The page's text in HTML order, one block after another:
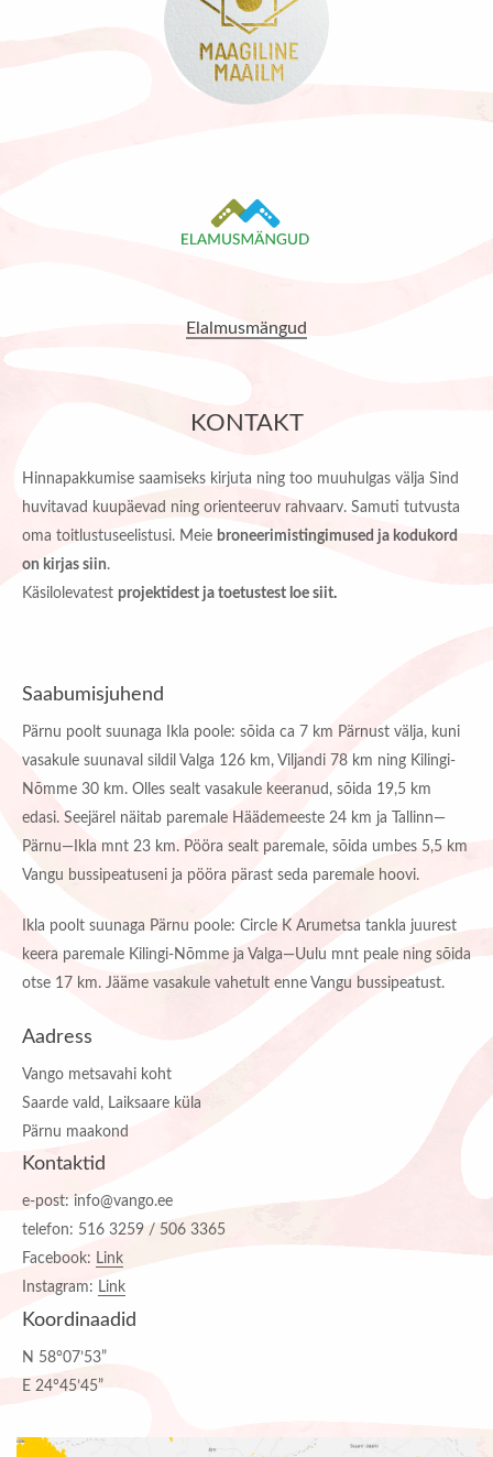
Elalmusmängud
KONTAKT
Hinnapakkumise saamiseks kirjuta ning too muuhulgas välja Sind
huvitavad kuupäevad ning orienteeruv rahvaarv. Samuti tutvusta
oma toitlustuseelistusi. Meie broneerimistingimused ja kodukord
on kirjas siin.
Käsilolevatest projektidest ja toetustest loe siit.
Saabumisjuhend
Pärnu poolt suunaga Ikla poole: sõida ca 7 km Pärnust välja, kuni
vasakule suunaval sildil Valga 126 km, Viljandi 78 km ning Kilingi-
Nõmme 30 km. Olles sealt vasakule keeranud, sõida 19,5 km
edasi. Seejärel näitab paremale Häädemeeste 24 km ja Tallinn—
Pärnu—Ikla mnt 23 km. Pööra sealt paremale, sõida umbes 5,5 km
Vangu bussipeatuseni ja pööra pärast seda paremale hoovi.
Ikla poolt suunaga Pärnu poole: Circle K Arumetsa tankla juurest
keera paremale Kilingi-Nõmme ja Valga—Uulu mnt peale ning sõida
otse 17 km. Jääme vasakule vahetult enne Vangu bussipeatust.
Aadress
Vango metsavahi koht
Saarde vald, Laiksaare küla
Pärnu maakond
Kontaktid
e-post: info@vango.ee
telefon: 516 3259 / 506 3365
Facebook: Link
Instagram: Link
Koordinaadid
N 58°07’53”
E 24°45’45”